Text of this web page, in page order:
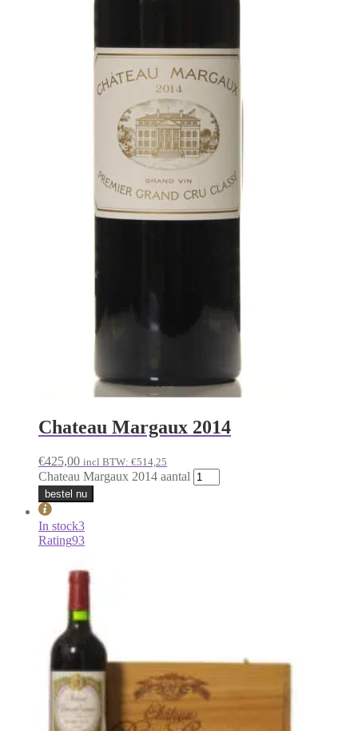
Chateau Margaux 2014
€425,00 incl BTW: €514,25
Chateau Margaux 2014 aantal
bestel nu
In stock3
Rating93